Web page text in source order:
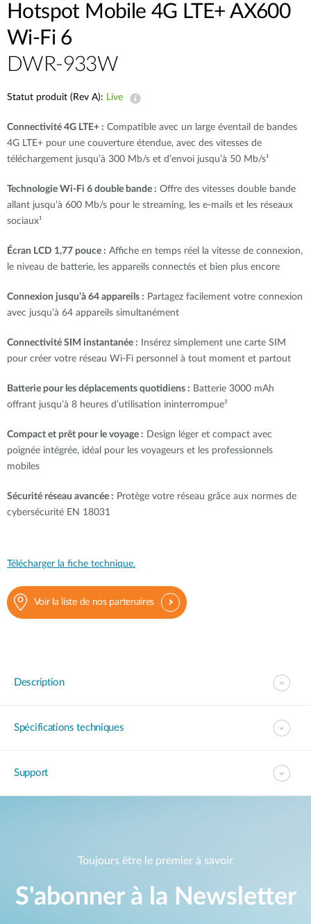
Hotspot Mobile 4G LTE+ AX600
Wi-Fi 6
DWR-933W
Statut produit (Rev A): Live
Connectivité 4G LTE+ : Compatible avec un large éventail de bandes
4G LTE+ pour une couverture étendue, avec des vitesses de
téléchargement jusqu’à 300 Mb/s et d’envoi jusqu’à 50 Mb/s¹
Technologie Wi-Fi 6 double bande : Offre des vitesses double bande
allant jusqu’à 600 Mb/s pour le streaming, les e-mails et les réseaux
sociaux¹
Écran LCD 1,77 pouce : Affiche en temps réel la vitesse de connexion,
le niveau de batterie, les appareils connectés et bien plus encore
Connexion jusqu’à 64 appareils : Partagez facilement votre connexion
avec jusqu’à 64 appareils simultanément
Connectivité SIM instantanée : Insérez simplement une carte SIM
pour créer votre réseau Wi-Fi personnel à tout moment et partout
Batterie pour les déplacements quotidiens : Batterie 3000 mAh
offrant jusqu’à 8 heures d’utilisation ininterrompue²
Compact et prêt pour le voyage : Design léger et compact avec
poignée intégrée, idéal pour les voyageurs et les professionnels
mobiles
Sécurité réseau avancée : Protège votre réseau grâce aux normes de
cybersécurité EN 18031
Télécharger la fiche technique.
Voir la liste de nos partenaires
Description
Spécifications techniques
Support
Toujours être le premier à savoir
S'abonner à la Newsletter